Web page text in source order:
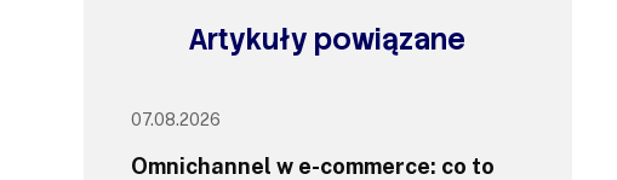
Artykuły powiązane
07.08.2026
Omnichannel w e-commerce: co to